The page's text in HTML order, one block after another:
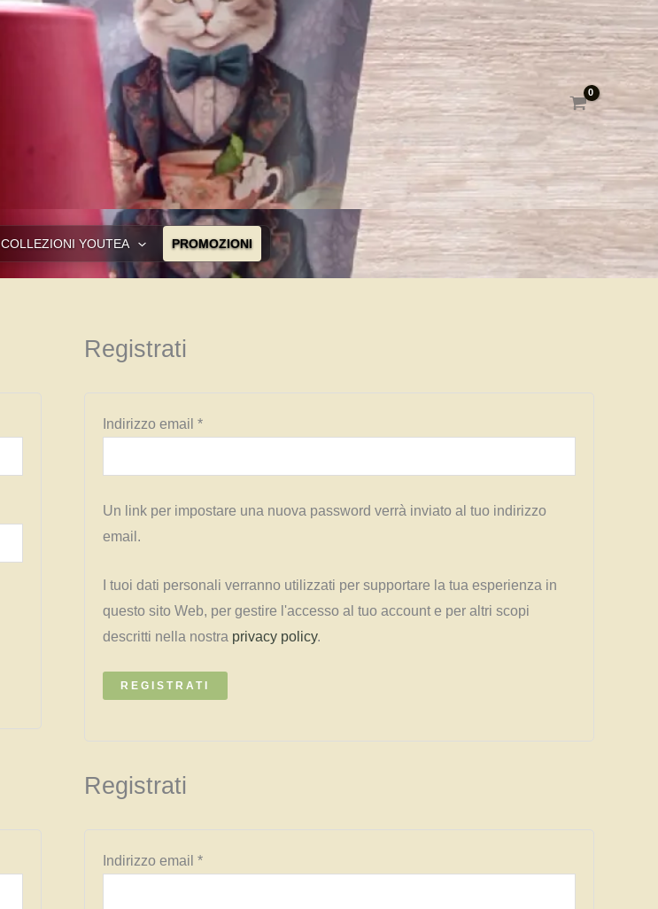
COLLEZIONI YOUTEA PROMOZIONI
Registrati
Indirizzo email *Richiesto
Un link per impostare una nuova password verrà inviato al tuo indirizzo
email.
I tuoi dati personali verranno utilizzati per supportare la tua esperienza in
questo sito Web, per gestire l'accesso al tuo account e per altri scopi
descritti nella nostra privacy policy.
REGISTRATI
Registrati
Indirizzo email *Richiesto